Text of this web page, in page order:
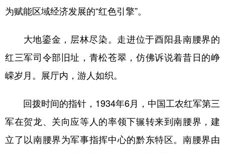
为赋能区域经济发展的“红色引擎”。
大地鎏金，层林尽染。走进位于酉阳县南腰界的
红三军司令部旧址，青松苍翠，仿佛诉说着昔日的峥
嵘岁月。展厅内，游人如织。
回拨时间的指针，1934年6月，中国工农红军第三
军在贺龙、关向应等人的率领下辗转来到南腰界，建
立了以南腰界为军事指挥中心的黔东特区。南腰界由